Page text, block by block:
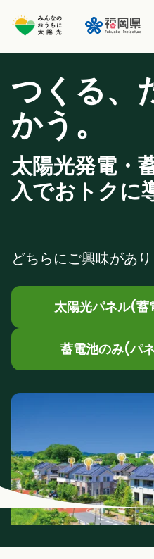
本事業について
共同購入事業とは
事務局について
全国で実施している共同
製品を選択する
太陽光パネル / 太陽光パ
蓄電池 (パネル設置済の
ブログ
つくる、
かう 。
太陽光発電・
入でおトクに
どちらにご興味があ
太陽光パネル(蓄
蓄電池のみ(パ